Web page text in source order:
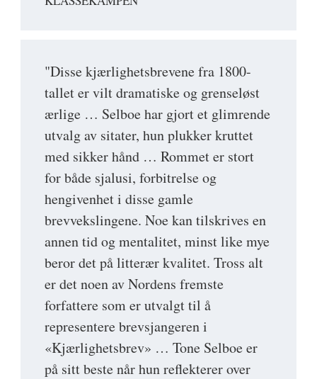
"Disse kjærlighetsbrevene fra 1800-
tallet er vilt dramatiske og grenseløst
ærlige … Selboe har gjort et glimrende
utvalg av sitater, hun plukker kruttet
med sikker hånd … Rommet er stort
for både sjalusi, forbitrelse og
hengivenhet i disse gamle
brevvekslingene. Noe kan tilskrives en
annen tid og mentalitet, minst like mye
beror det på litterær kvalitet. Tross alt
er det noen av Nordens fremste
forfattere som er utvalgt til å
representere brevsjangeren i
«Kjærlighetsbrev» … Tone Selboe er
på sitt beste når hun reflekterer over